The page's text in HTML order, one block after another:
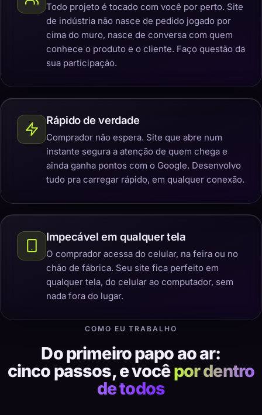
Todo projeto é tocado com você por perto. Site
de indústria não nasce de pedido jogado por
cima do muro, nasce de conversa com quem
conhece o produto e o cliente. Faço questão da
sua participação.
Rápido de verdade
Comprador não espera. Site que abre num
instante segura a atenção de quem chega e
ainda ganha pontos com o Google. Desenvolvo
tudo pra carregar rápido, em qualquer conexão.
Impecável em qualquer tela
O comprador acessa do celular, na feira ou no
chão de fábrica. Seu site fica perfeito em
qualquer tela, do celular ao computador, sem
nada fora do lugar.
COMO EU TRABALHO
Do primeiro papo ao ar:
cinco passos, e vocêpor dentro
de todos